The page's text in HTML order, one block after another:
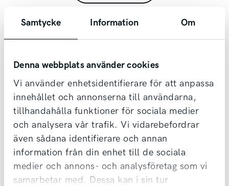
Samtycke Information Om
Denna webbplats använder cookies
Vi använder enhetsidentifierare för att anpassa
innehållet och annonserna till användarna,
tillhandahålla funktioner för sociala medier
och analysera vår trafik. Vi vidarebefordrar
även sådana identifierare och annan
information från din enhet till de sociala
medier och annons- och analysföretag som vi
samarbetar med. Dessa kan i sin tur
Kontakta säljare redan idag!
Vi tar din bil i inbyte oavsett märke & ålder,
samt erbjuder förmånlig finansiering.
Möjlighet till transport finns vid affär.
Kontakta säljare